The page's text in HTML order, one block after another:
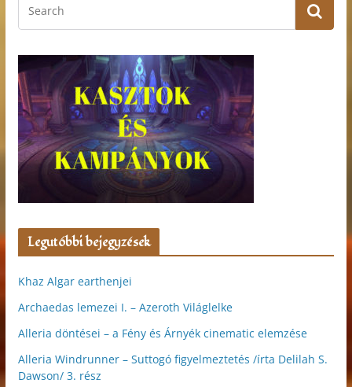
Legutóbbi bejegyzések
Khaz Algar earthenjei
Archaedas lemezei I. – Azeroth Világlelke
Alleria döntései – a Fény és Árnyék cinematic elemzése
Alleria Windrunner – Suttogó figyelmeztetés /írta Delilah S.
Dawson/ 3. rész